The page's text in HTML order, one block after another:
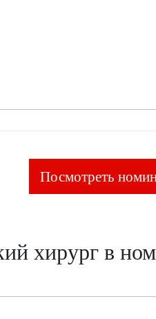
Посмотреть
хирург в